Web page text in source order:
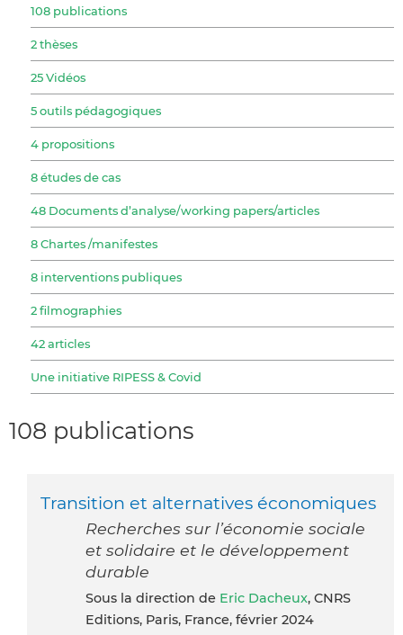
108 publications
2 thèses
25 Vidéos
5 outils pédagogiques
4 propositions
8 études de cas
48 Documents d’analyse/working papers/articles
8 Chartes /manifestes
8 interventions publiques
2 filmographies
42 articles
Une initiative RIPESS & Covid
108 publications
Transition et alternatives économiques
Recherches sur l’économie sociale
et solidaire et le développement
durable
Sous la direction de Eric Dacheux, CNRS
Editions, Paris, France, février 2024